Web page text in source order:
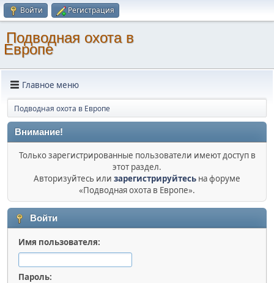
Войти Регистрация
Подводная охота в
Европе
Главное меню
Подводная охота в Европе
Внимание!
Только зарегистрированные пользователи имеют доступ в
этот раздел.
Авторизуйтесь или зарегистрируйтесь на форуме
«Подводная охота в Европе».
Войти
Имя пользователя:
Пароль: